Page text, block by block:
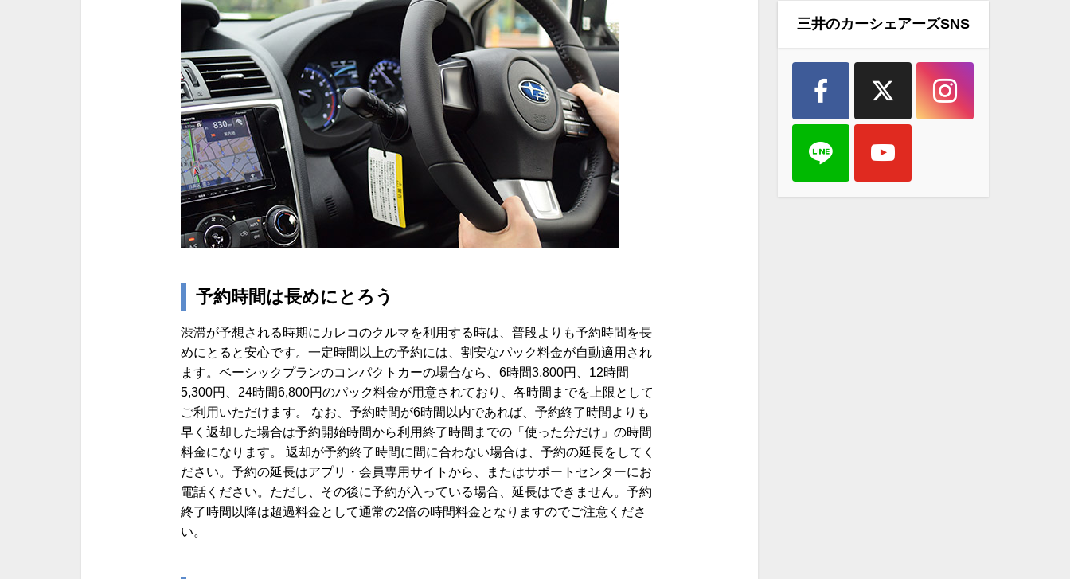
予約時間は長めにとろう
渋滞が予想される時期にカレコのクルマを利用する時は、普段よりも予約時間を長
めにとると安心です。一定時間以上の予約には、割安なパック料金が自動適用され
ます。ベーシックプランのコンパクトカーの場合なら、6時間3,800円、12時間
5,300円、24時間6,800円のパック料金が用意されており、各時間までを上限として
ご利用いただけます。 なお、予約時間が6時間以内であれば、予約終了時間よりも
早く返却した場合は予約開始時間から利用終了時間までの「使った分だけ」の時間
料金になります。 返却が予約終了時間に間に合わない場合は、予約の延長をしてく
ださい。予約の延長はアプリ・会員専用サイトから、またはサポートセンターにお
電話ください。ただし、その後に予約が入っている場合、延長はできません。予約
終了時間以降は超過料金として通常の2倍の時間料金となりますのでご注意くださ
い。
三井のカーシェアーズSNS